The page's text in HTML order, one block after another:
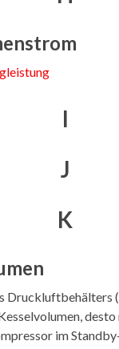
I
J
K
Druckluftbehälters
desto
im